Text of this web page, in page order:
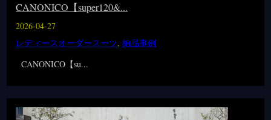
CANONICO【super120&...
2026-04-27
レディースオーダースーツ,納品事例
CANONICO【su...